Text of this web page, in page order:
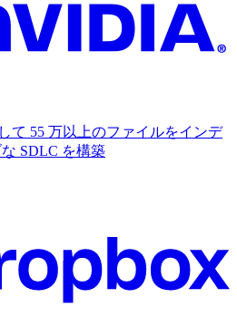
て 55 万以上のファイルをインデ
SDLC を構築